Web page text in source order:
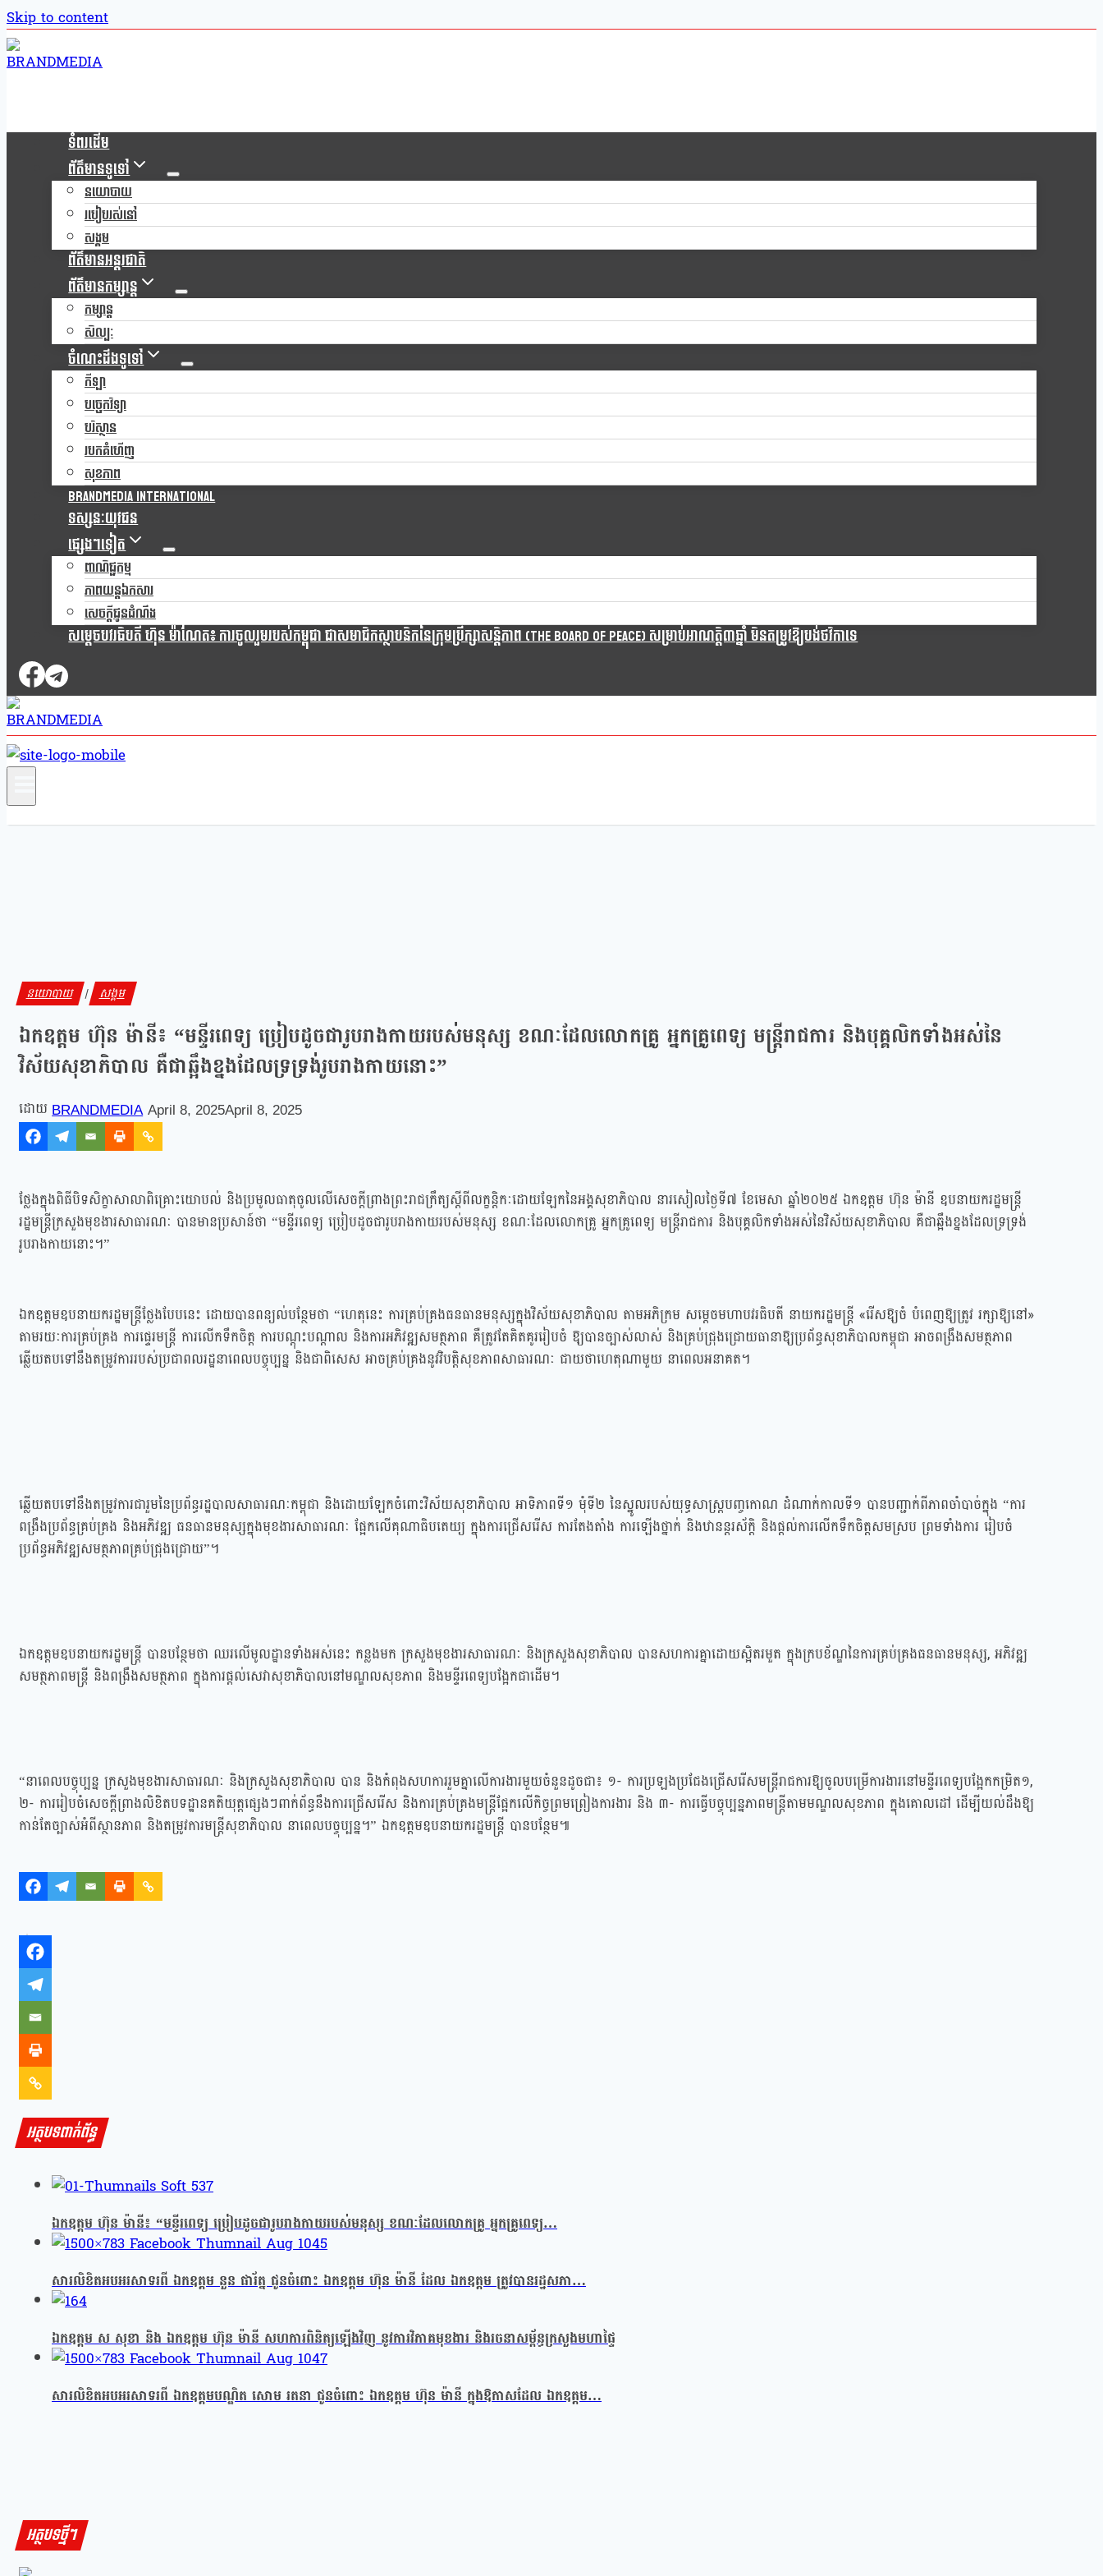
Skip to content
ទំពរដើម
ព័ត៌មានទូទៅ
នយោបាយ
របៀបរស់នៅ
សង្គម
ព័ត៌មានអន្តរជាតិ
ព័ត៌មានកម្សាន្ត
កម្សាន្ត
សិល្បៈ
ចំណេះដឹងទូទៅ
កីឡា
បច្ចេកវិទ្យា
បរិស្ថាន
របកគំហើញ
សុខភាព
Brandmedia international
ទស្សនៈយុវជន
ផ្សេងៗទៀត
ពាណិជ្ជកម្ម
ភាពយន្តឯកសារ
សេចក្តីជូនដំណឹង
សម្តេចបវរធិបតី ហ៊ុន ម៉ាណែត៖ ការចូលរួមរបស់កម្ពុជា ជាសមាជិកស្ថាបនិកនៃក្រុមប្រឹក្សាសន្តិភាព (The Board Of Peace) សម្រាប់អាណត្តិ៣ឆ្នាំ មិនតម្រូវឱ្យបង់ថវិកាទេ
នយោបាយ | សង្គម
ឯកឧត្តម ហ៊ុន ម៉ានី៖ “មន្ទីរពេទ្យ ប្រៀបដូចជារូបរាងកាយរបស់មនុស្ស ខណៈដែលលោកគ្រូ អ្នកគ្រូពេទ្យ មន្ត្រីរាជការ និងបុគ្គលិកទាំងអស់នៃ
វិស័យសុខាភិបាល គឺជាឆ្អឹងខ្នងដែលទ្រទ្រង់រូបរាងកាយនោះ”
BRANDMEDIA April 8, 2025April 8, 2025
ថ្លែងក្នុងពិធីបិទសិក្ខាសាលាពិគ្រោះយោបល់ និងប្រមូលធាតុចូលលើសេចក្តីព្រាងព្រះរាជក្រឹត្យស្តីពីលក្ខន្តិកៈដោយឡែកនៃអង្គសុខាភិបាល នារសៀលថ្ងៃទី៧ ខែមេសា ឆ្នាំ២០២៥ ឯកឧត្តម ហ៊ុន ម៉ានី ឧបនាយករដ្ឋមន្ត្រី
រដ្ឋមន្ត្រីក្រសួងមុខងារសាធារណៈ បានមានប្រសាន៍ថា “មន្ទីរពេទ្យ ប្រៀបដូចជារូបរាងកាយរបស់មនុស្ស ខណៈដែលលោកគ្រូ អ្នកគ្រូពេទ្យ មន្ត្រីរាជការ និងបុគ្គលិកទាំងអស់នៃវិស័យសុខាភិបាល គឺជាឆ្អឹងខ្នងដែលទ្រទ្រង់
រូបរាងកាយនោះ។”
ឯកឧត្តមឧបនាយករដ្ឋមន្ត្រីថ្លែងបែបនេះ ដោយបានពន្យល់បន្ថែមថា “ហេតុនេះ ការគ្រប់គ្រងធនធានមនុស្សក្នុងវិស័យសុខាភិបាល តាមអភិក្រម សម្តេចមហាបវរធិបតី នាយករដ្ឋមន្ត្រី «រើសឱ្យចំ បំពេញឱ្យត្រូវ រក្សាឱ្យនៅ»
តាមរយៈការគ្រប់គ្រង ការផ្ទេរមន្ត្រី ការលើកទឹកចិត្ត ការបណ្តុះបណ្តាល និងការអភិវឌ្ឍសមត្ថភាព គឺត្រូវតែគិតគូររៀបចំ ឱ្យបានច្បាស់លាស់ និងគ្រប់ជ្រុងជ្រោយធានាឱ្យប្រព័ន្ធសុខាភិបាលកម្ពុជា អាចពង្រឹងសមត្ថភាព
ឆ្លើយតបទៅនឹងតម្រូវការរបស់ប្រជាពលរដ្ឋនាពេលបច្ចុប្បន្ន និងជាពិសេស អាចគ្រប់គ្រងនូវវិបត្តិសុខភាពសាធារណៈ ជាយថាហេតុណាមួយ នាពេលអនាគត។
ឆ្លើយតបទៅនឹងតម្រូវការជារួមនៃប្រព័ន្ធរដ្ឋបាលសាធារណៈកម្ពុជា និងដោយឡែកចំពោះវិស័យសុខាភិបាល អាទិភាពទី១ មុំទី២ នៃស្នូលរបស់យុទ្ធសាស្ត្របញ្ចកោណ ដំណាក់កាលទី១ បានបញ្ជាក់ពីភាពចាំបាច់ក្នុង “ការ
ពង្រឹងប្រព័ន្ធគ្រប់គ្រង និងអភិវឌ្ឍ ធនធានមនុស្សក្នុងមុខងារសាធារណៈ ផ្អែកលើគុណាធិបតេយ្យ ក្នុងការជ្រើសរើស ការតែងតាំង ការឡើងថ្នាក់ និងឋានន្តរស័ក្តិ និងផ្តល់ការលើកទឹកចិត្តសមស្រប ព្រមទាំងការ រៀបចំ
ប្រព័ន្ធអភិវឌ្ឍសមត្ថភាពគ្រប់ជ្រុងជ្រោយ”។
ឯកឧត្តមឧបនាយករដ្ឋមន្ត្រី បានបន្ថែមថា ឈរលើមូលដ្ឋានទាំងអស់នេះ កន្លងមក ក្រសួងមុខងារសាធារណៈ និងក្រសួងសុខាភិបាល បានសហការគ្នាដោយស្អិតរមួត ក្នុងក្របខ័ណ្ឌនៃការគ្រប់គ្រងធនធានមនុស្ស, អភិវឌ្ឍ
សមត្ថភាពមន្ត្រី និងពង្រឹងសមត្ថភាព ក្នុងការផ្តល់សេវាសុខាភិបាលនៅមណ្ឌលសុខភាព និងមន្ទីរពេទ្យបង្អែកជាដើម។
“នាពេលបច្ចុប្បន្ន ក្រសួងមុខងារសាធារណៈ និងក្រសួងសុខាភិបាល បាន និងកំពុងសហការរួមគ្នាលើការងារមួយចំនួនដូចជា៖ ១- ការប្រឡងប្រជែងជ្រើសរើសមន្ត្រីរាជការឱ្យចូលបម្រើការងារនៅមន្ទីរពេទ្យបង្អែកកម្រិត១,
២- ការរៀបចំសេចក្តីព្រាងលិខិតបទដ្ឋានគតិយុត្តផ្សេងៗពាក់ព័ន្ធនឹងការជ្រើសរើស និងការគ្រប់គ្រងមន្ត្រីផ្អែកលើកិច្ចព្រមព្រៀងការងារ និង ៣- ការធ្វើបច្ចុប្បន្នភាពមន្ត្រីតាមមណ្ឌលសុខភាព ក្នុងគោលដៅ ដើម្បីយល់ដឹងឱ្យ
កាន់តែច្បាស់អំពីស្ថានភាព និងតម្រូវការមន្ត្រីសុខាភិបាល នាពេលបច្ចុប្បន្ន។” ឯកឧត្តមឧបនាយករដ្ឋមន្ត្រី បានបន្ថែម៕
អត្ថបទពាក់ព័ន្ធ
ឯកឧត្តម ហ៊ុន ម៉ានី៖ “មន្ទីរពេទ្យ ប្រៀបដូចជារូបរាងកាយរបស់មនុស្ស ខណៈដែលលោកគ្រូ អ្នកគ្រូពេទ្យ…
សារលិខិតអបអរសាទរពី ឯកឧត្តម នួន ផារ័ត្ន ជូនចំពោះ ឯកឧត្តម ហ៊ុន ម៉ានី ដែល ឯកឧត្តម ត្រូវបានរដ្ឋសភា…
ឯកឧត្តម ស សុខា និង ឯកឧត្តម ហ៊ុន ម៉ានី សហការពិនិត្យឡើងវិញ នូវការវិភាគមុខងារ និងរចនាសម្ព័ន្ធក្រសួងមហាផ្ទៃ
សារលិខិតអបអរសាទរពី ឯកឧត្តមបណ្ឌិត សោម រតនា ជូនចំពោះ ឯកឧត្តម ហ៊ុន ម៉ានី ក្នុងឱកាសដែល ឯកឧត្តម…
អត្ថបទថ្មីៗ